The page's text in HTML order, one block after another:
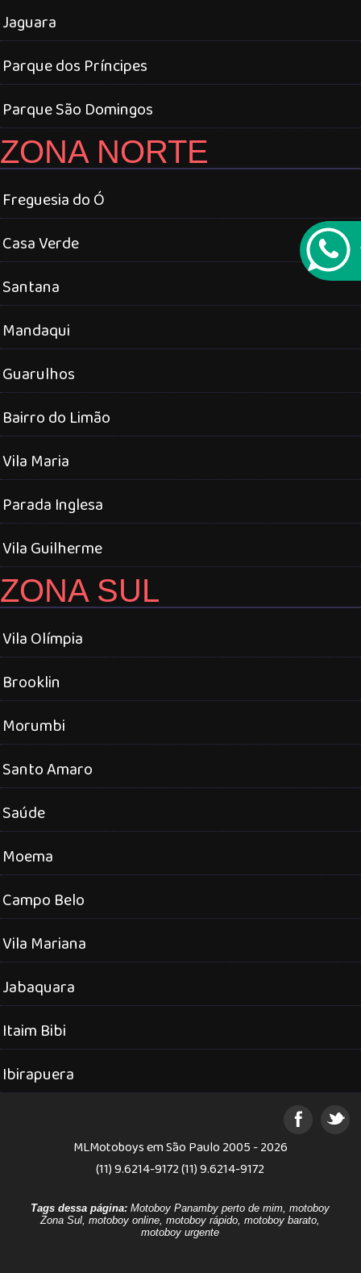
Jaguara
Parque dos Príncipes
Parque São Domingos
ZONA NORTE
Freguesia do Ó
Casa Verde
Santana
Mandaqui
Guarulhos
Bairro do Limão
Vila Maria
Parada Inglesa
Vila Guilherme
ZONA SUL
Vila Olímpia
Brooklin
Morumbi
Santo Amaro
Saúde
Moema
Campo Belo
Vila Mariana
Jabaquara
Itaim Bibi
Ibirapuera
MLMotoboys em São Paulo 2005 - 2026
(11) 9.6214-9172 (11) 9.6214-9172
Tags dessa página: Motoboy Panamby perto de mim, motoboy
Zona Sul, motoboy online, motoboy rápido, motoboy barato,
motoboy urgente